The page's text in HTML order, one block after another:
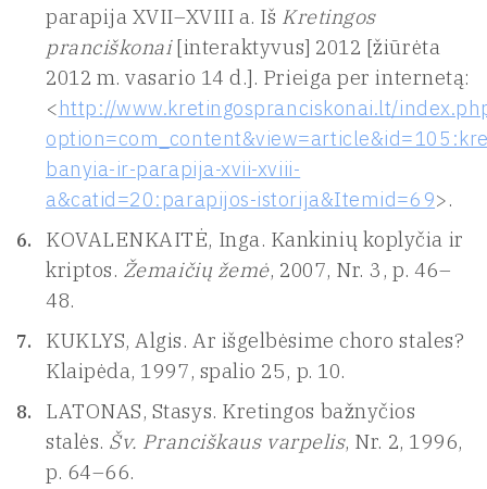
parapija XVII–XVIII a. Iš Kretingos
pranciškonai[interaktyvus] 2012 [žiūrėta
2012 m. vasario 14 d.]. Prieiga per internetą:
<http://www.kretingospranciskonai.lt/
banyia-ir-parapija-xvii-xviii-
a&catid=20:parapijos-istorija&Itemid=69>.
KOVALENKAITĖ, Inga. Kankinių koplyčia ir
kriptos. Žemaičių žemė, 2007, Nr. 3, p. 46–
48.
KUKLYS, Algis. Ar išgelbėsime choro stales?
Klaipėda, 1997, spalio 25, p. 10.
LATONAS, Stasys. Kretingos bažnyčios
stalės. Šv. Pranciškaus varpelis, Nr. 2, 1996,
p. 64–66.